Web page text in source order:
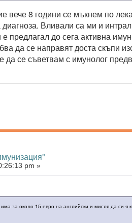
вече 8 години се мъкнем по
Вливали са ми и
предлагал до сега активна
да се направят доста скъпи
да се съветвам с имунолог
pm »
за около 15 евро на английски и мисля да си я